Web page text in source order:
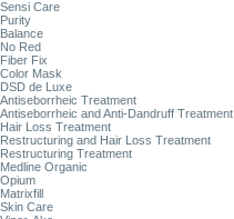
Sensi Care
Purity
Balance
No Red
Fiber Fix
Color Mask
DSD de Luxe
Antiseborrheic Treatment
Antiseborrheic and Anti-Dandruff Treatment
Hair Loss Treatment
Restructuring and Hair Loss Treatment
Restructuring Treatment
Medline Organic
Opium
Matrixfill
Skin Care